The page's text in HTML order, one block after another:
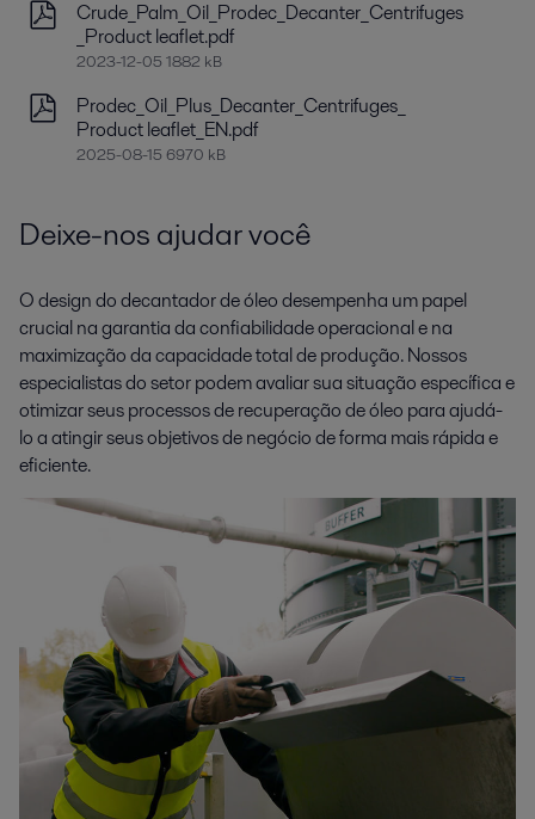
Crude_Palm_Oil_Prodec_Decanter_Centrifuges
_Product leaflet.pdf
2023-12-05 1882 kB
Prodec_Oil_Plus_Decanter_Centrifuges_
Product leaflet_EN.pdf
2025-08-15 6970 kB
Deixe-nos ajudar você
O design do decantador de óleo desempenha um papel
crucial na garantia da confiabilidade operacional e na
maximização da capacidade total de produção. Nossos
especialistas do setor podem avaliar sua situação específica e
otimizar seus processos de recuperação de óleo para ajudá-
lo a atingir seus objetivos de negócio de forma mais rápida e
eficiente.